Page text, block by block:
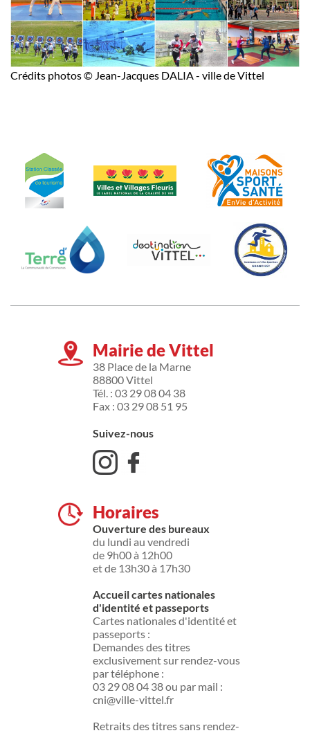
Crédits photos © Jean-Jacques DALIA - ville de Vittel
Mairie de Vittel
38 Place de la Marne
88800 Vittel
Tél. : 03 29 08 04 38
Fax : 03 29 08 51 95
Suivez-nous
Horaires
Ouverture des bureaux
du lundi au vendredi
de 9h00 à 12h00
et de 13h30 à 17h30
Accueil cartes nationales
d'identité et passeports
Cartes nationales d'identité et
passeports :
Demandes des titres
exclusivement sur rendez-vous
par téléphone :
03 29 08 04 38 ou par mail :
cni@ville-vittel.fr
Retraits des titres sans rendez-